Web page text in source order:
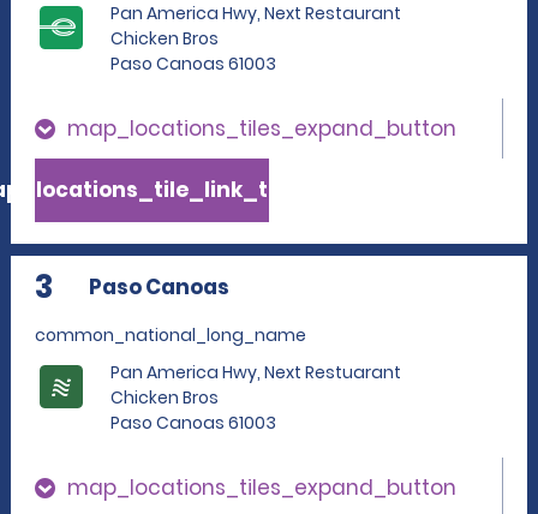
Pan America Hwy, Next Restaurant
Chicken Bros
Paso Canoas 61003
map_locations_tiles_expand_button
3 Paso Canoas
common_national_long_name
Pan America Hwy, Next Restuarant
Chicken Bros
Paso Canoas 61003
map_locations_tiles_expand_button